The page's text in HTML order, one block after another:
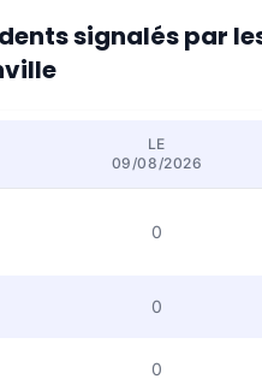
signalés par
LE
09/08/2026
0
0
0